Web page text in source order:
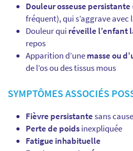
Douleur osseuse persistante
fréquent), qui s’aggrave avec
Douleur qui réveille l’enfant
repos
Apparition d’unemasse ou
de l’os ou des tissus mous
SYMPTÔMES ASSOCIÉS
Fièvre persistantesans
Perte de poidsinexpliquée
Fatigue inhabituelle